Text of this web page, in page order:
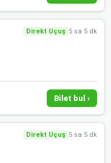
Direkt Uçuş 5 sa 5 dk
Bilet bul ›
Direkt Uçuş 5 sa 5 dk